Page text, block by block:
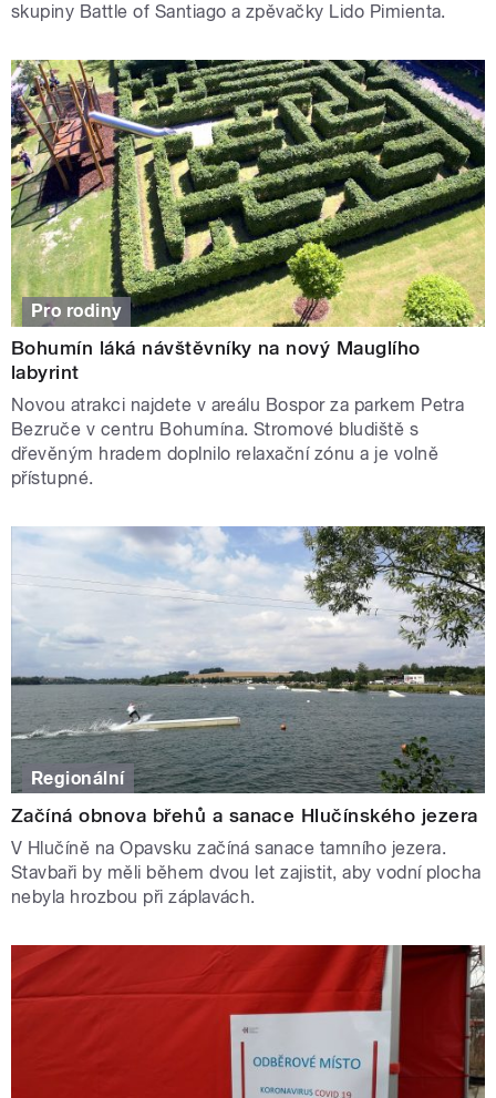
skupiny Battle of Santiago a zpěvačky Lido Pimienta.
Pro rodiny
Bohumín láká návštěvníky na nový Mauglího
labyrint
Novou atrakci najdete v areálu Bospor za parkem Petra
Bezruče v centru Bohumína. Stromové bludiště s
dřevěným hradem doplnilo relaxační zónu a je volně
přístupné.
Regionální
Začíná obnova břehů a sanace Hlučínského jezera
V Hlučíně na Opavsku začíná sanace tamního jezera.
Stavbaři by měli během dvou let zajistit, aby vodní plocha
nebyla hrozbou při záplavách.